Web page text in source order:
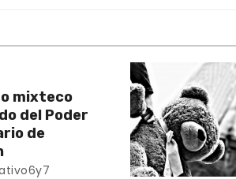
mixteco
del Poder
de